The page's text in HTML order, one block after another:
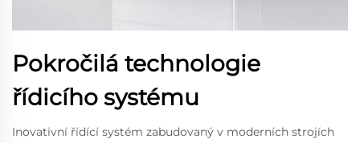
Pokročilá technologie
řídicího systému
Inovativní řídící systém zabudovaný v moderních strojích